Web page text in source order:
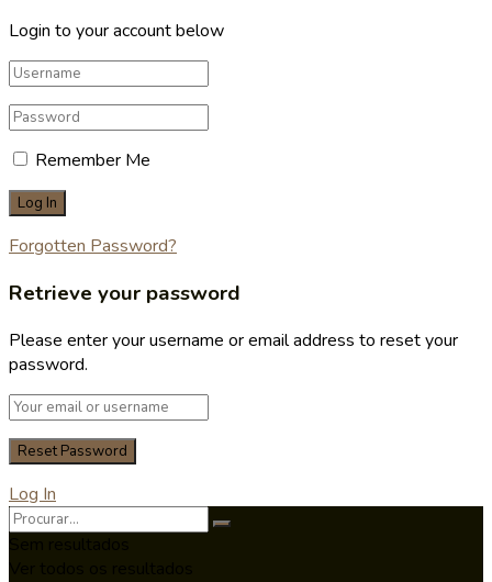
Login to your account below
Remember Me
Forgotten Password?
Retrieve your password
Please enter your username or email address to reset your
password.
Log In